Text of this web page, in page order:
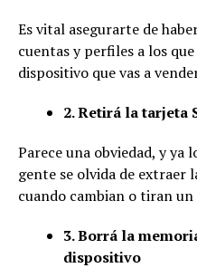
Es vital asegurarte de
cuentas y perfiles a los
dispositivo que vas a
2. Retirá la tarjeta
Parece una obviedad, y ya
gente se olvida de extraer
cuando cambian o tiran un
3. Borrá la
dispositivo